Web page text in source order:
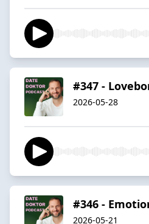
#347 -
2026-05-28
#346 -
2026-05-21